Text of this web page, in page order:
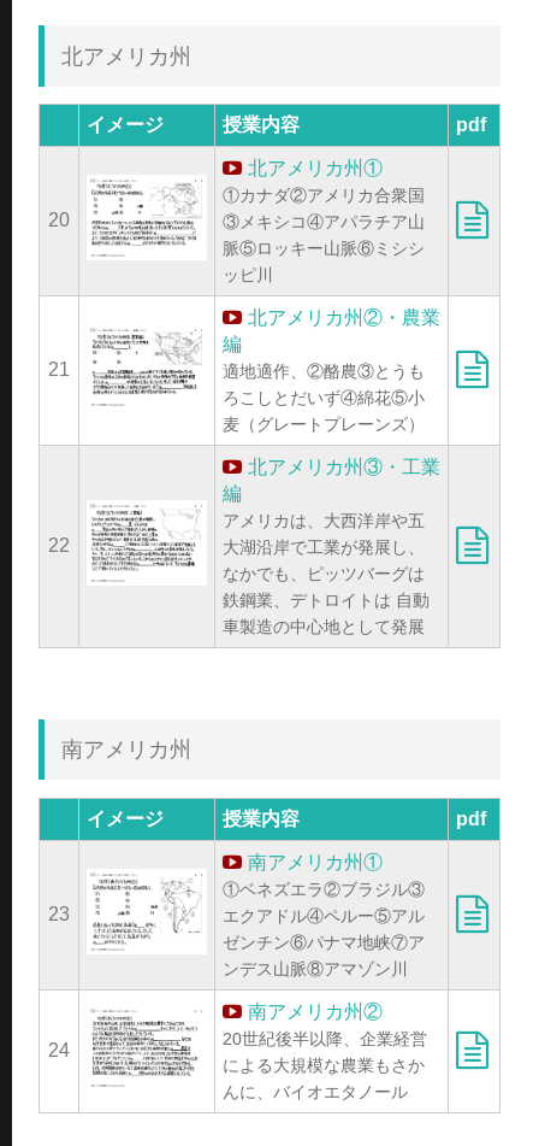
北アメリカ州
イメージ 授業内容 pdf
20
北アメリカ州①
①カナダ②アメリカ合衆国
③メキシコ④アパラチア山
脈⑤ロッキー山脈⑥ミシシ
ッピ川
21
北アメリカ州②・農業
編
適地適作、②酪農③とうも
ろこしとだいず④綿花⑤小
麦（グレートプレーンズ）
22
北アメリカ州③・工業
編
アメリカは、大西洋岸や五
大湖沿岸で工業が発展し、
なかでも、ピッツバーグは
鉄鋼業、デトロイトは 自動
車製造の中心地として発展
南アメリカ州
イメージ 授業内容 pdf
23
南アメリカ州①
①ベネズエラ②ブラジル③
エクアドル④ペルー⑤アル
ゼンチン⑥パナマ地峡⑦ア
ンデス山脈⑧アマゾン川
24
南アメリカ州②
20世紀後半以降、企業経営
による大規模な農業もさか
んに、バイオエタノール